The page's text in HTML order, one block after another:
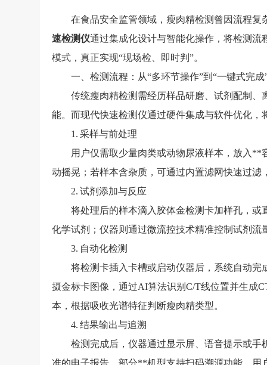
在食品安全监管领域，瘦肉精检测曾因流程复
速检测仪通过集成化设计与智能化操作，将检测流
模式，真正实现“现场检、即时判”。
一、检测流程：从“多环节操作”到“一键式完成
传统瘦肉精检测需经历样品研磨、试剂配制、
能。而现代快速检测仪通过硬件集成与软件优化，
1. 采样与前处理
用户仅需取少量肉类或动物尿液样本，放入**
动摇晃；若样本含杂质，可通过内置滤网快速过滤
2. 试剂添加与反应
将处理后的样本滴入胶体金检测卡加样孔，或
化学试剂；仪器则通过微流控技术精准控制试剂流
3. 自动化检测
将检测卡插入卡槽或启动仪器后，系统自动完
摄金标卡图像，通过AI算法识别C/T线位置并生成
本，根据吸收光谱特征判断瘦肉精类型。
4. 结果输出与追溯
检测完成后，仪器通过显示屏、语音提示或手
准的电子报告。部分**机型支持扫码溯源功能，